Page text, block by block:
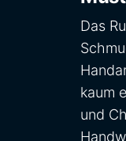
Das
kaum
und